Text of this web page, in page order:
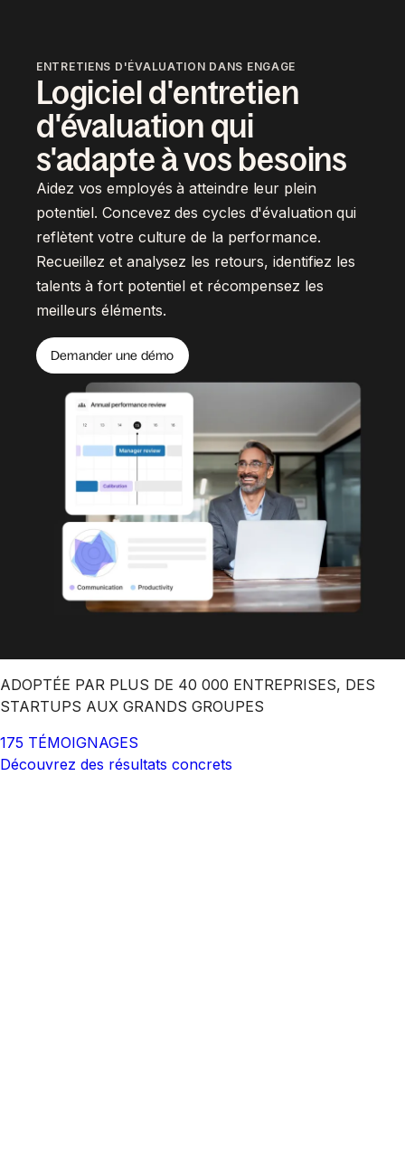
ENTRETIENS D'ÉVALUATION DANS ENGAGE
Logiciel d'entretien
d'évaluation qui
s'adapte à vos besoins
Aidez vos employés à atteindre leur plein
potentiel. Concevez des cycles d'évaluation qui
reflètent votre culture de la performance.
Recueillez et analysez les retours, identifiez les
talents à fort potentiel et récompensez les
meilleurs éléments.
Demander une démo
ADOPTÉE PAR PLUS DE 40 000 ENTREPRISES, DES
STARTUPS AUX GRANDS GROUPES
175 TÉMOIGNAGES
Découvrez des résultats concrets